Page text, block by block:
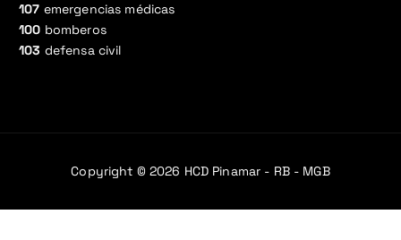
107 emergencias médicas
100 bomberos
103 defensa civil
Copyright © 2026 HCD Pinamar - RB - MGB